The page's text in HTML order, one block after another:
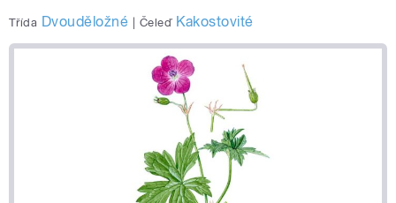
Třída Dvouděložné | Čeleď Kakostovité